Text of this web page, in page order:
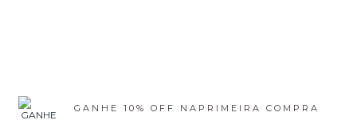
GANHE 10% OFF NA PRIMEIRA COMPRA